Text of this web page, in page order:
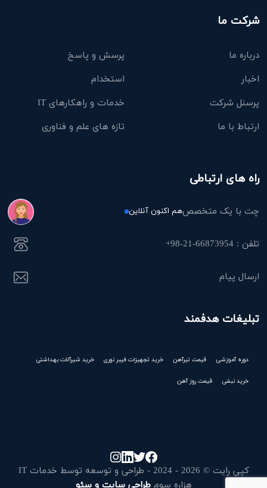
شرکت ما
درباره ما
پرسش و پاسخ
اخبار
استخدام
پرسنل شرکت
خدمات و راهکارهای IT
ارتباط با ما
تازه های علم و فناوری
راه های ارتباطی
چت با یک متخصصهم اکنون آنلاین
تلفن : 66873954-21-98+
ارسال پیام
تبلیغات هدفمند
دوره آموزشی قیمت تیرآهن خرید تجهیزات فیبر نوری خرید شیرآلات بهداشتی
خرید نبشی قیمت روز آهن
کپی رایت © 2026 - 2024 - طراحی و توسعه توسط خدمات IT
هزاره سومطراحی سایت و سئو